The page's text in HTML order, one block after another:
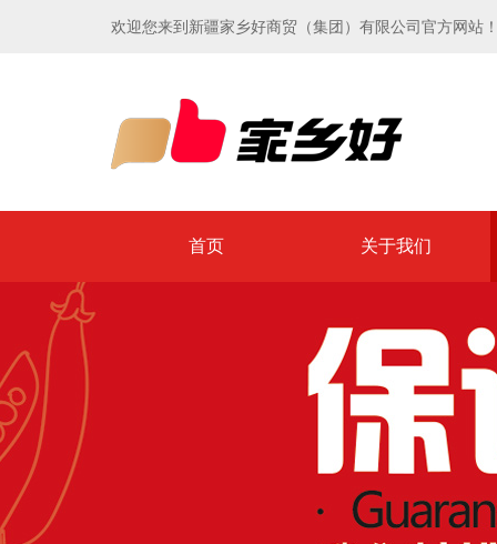
欢迎您来到新疆家乡好商贸（集团）有限公司官方网站
首页 关于我们